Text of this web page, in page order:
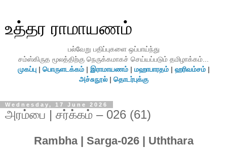
உத்தர ராமாயணம்
பல்வேறு பதிப்புகளை ஒப்பாய்ந்து
சம்ஸ்கிருத மூலத்திற்கு நெருக்கமாகச் செய்யப்படும் தமிழாக்கம்...
முகப்பு| பொருளடக்கம்| இராமாயணம்| மஹாபாரதம்| ஹரிவம்சம்|
அச்சுநூல்| தொடர்புக்கு
Wednesday, 17 June 2026
அரம்பை | சர்க்கம் – 026 (61)
Rambha | Sarga-026 | Uththara